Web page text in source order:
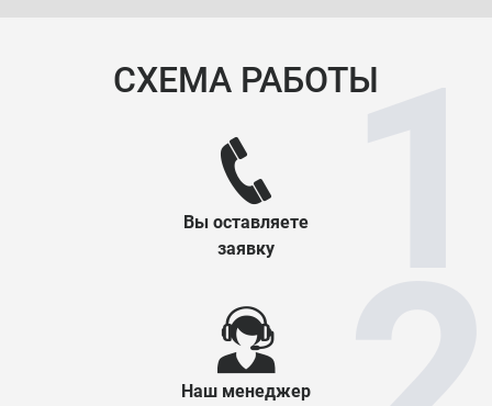
СХЕМА РАБОТЫ
Вы оставляете
заявку
Наш менеджер